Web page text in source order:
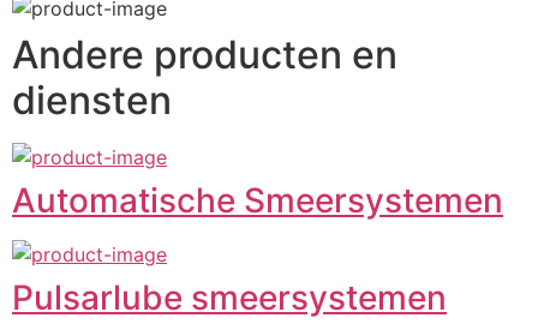
Andere producten en
diensten
Automatische Smeersystemen
Pulsarlube smeersystemen